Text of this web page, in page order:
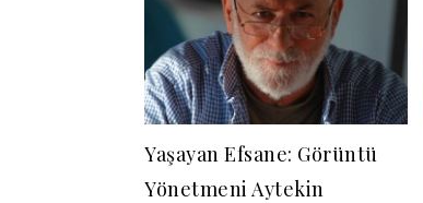
Yaşayan Efsane: Görüntü
Yönetmeni Aytekin